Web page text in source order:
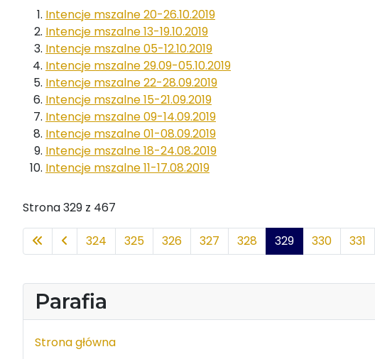
Parafia
Strona główna
Intencje mszalne 20-26.10.2019
Intencje mszalne 13-19.10.2019
Intencje mszalne 05-12.10.2019
Intencje mszalne 29.09-05.10.2019
Intencje mszalne 22-28.09.2019
Intencje mszalne 15-21.09.2019
Intencje mszalne 09-14.09.2019
Intencje mszalne 01-08.09.2019
Intencje mszalne 18-24.08.2019
Intencje mszalne 11-17.08.2019
Strona 329 z 467
324 325 326 327 328 329 330 331